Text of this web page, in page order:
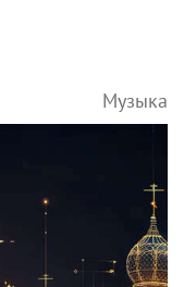
свои
после
Музыка